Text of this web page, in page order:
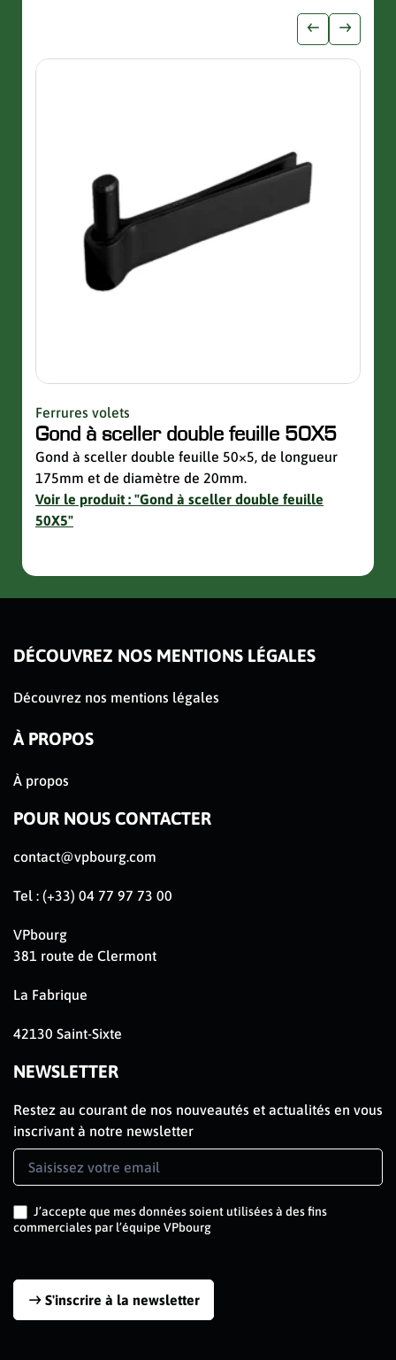
Afficher
Ferrures volets
Gond à sceller double feuille 50X5
Gond à sceller double feuille 50×5, de longueur
175mm et de diamètre de 20mm.
Voir le produit : "Gond à sceller double feuille
50X5"
DÉCOUVREZ NOS MENTIONS LÉGALES
Découvrez nos mentions légales
À PROPOS
À propos
POUR NOUS CONTACTER
contact@vpbourg.com
Tel : (+33) 04 77 97 73 00
VPbourg
381 route de Clermont
La Fabrique
42130 Saint-Sixte
NEWSLETTER
Restez au courant de nos nouveautés et actualités en vous
inscrivant à notre newsletter
Newsletter
Signup
J’accepte que mes données soient utilisées à des fins
commerciales par l’équipe VPbourg
S'inscrire à la newsletter